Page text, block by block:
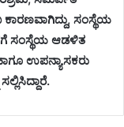
ಸಂಸ್ಥೆಯ
ಸಂಸ್ಥೆಯ ಆಡಳಿತ
ಉಪನ್ಯಾಸಕರು